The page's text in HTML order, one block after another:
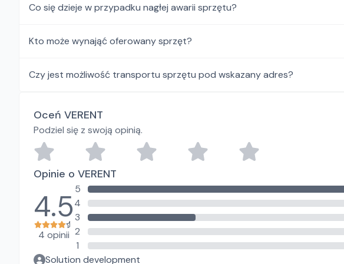
Co się dzieje w przypadku nagłej awarii sprzętu?
Kto może wynająć oferowany sprzęt?
Czy jest możliwość transportu sprzętu pod wskazany adres?
Oceń VERENT
Podziel się z swoją opinią.
Opinie o VERENT
4.5
4 opinii
5
4
3
2
1
Solution development